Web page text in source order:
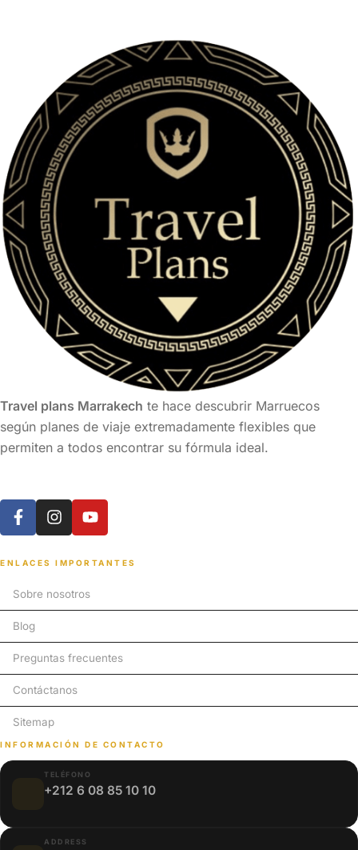
Travel plans Marrakech te hace descubrir Marruecos
según planes de viaje extremadamente flexibles que
permiten a todos encontrar su fórmula ideal.
ENLACES IMPORTANTES
Sobre nosotros
Blog
Preguntas frecuentes
Contáctanos
Sitemap
INFORMACIÓN DE CONTACTO
TELÉFONO
+212 6 08 85 10 10
ADDRESS